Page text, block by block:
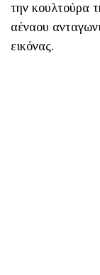
την κουλτούρα
αέναου
εικόνας.